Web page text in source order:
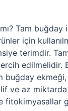
Tam
için
terimdir.
edilmelidir.
buğday
ve az
fitokimyasallar